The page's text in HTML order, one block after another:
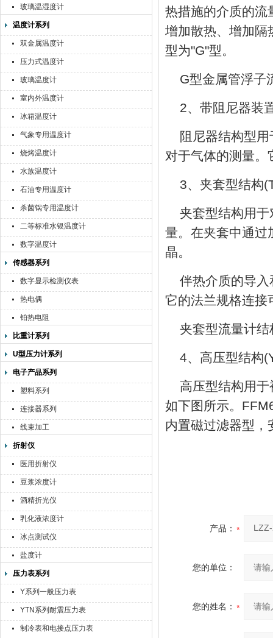
玻璃温湿度计
温度计系列
双金属温度计
压力式温度计
玻璃温度计
室内外温度计
冰箱温度计
气象专用温度计
烧烤温度计
水族温度计
石油专用温度计
杀菌锅专用温度计
二等标准水银温度计
数字温度计
传感器系列
数字显示检测仪表
热电偶
铂热电阻
比重计系列
U型压力计系列
电子产品系列
塑料系列
连接器系列
线束加工
折射仪
医用折射仪
豆浆浓度计
酒精折光仪
乳化液浓度计
冰点测试仪
盐度计
压力表系列
Y系列一般压力表
YTN系列耐震压力表
制冷表和电接点压力表
热措施的介质的流
增加散热、增加隔
型为"G"型。
G型金属管浮
2、带阻尼器装
阻尼器结构型
对于气体的测量。
3、夹套型结构
夹套型结构用
量。在夹套中通过
晶。
伴热介质的导
它的法兰规格连接
夹套型流量计
4、高压型结构
高压型结构用
如下图所示。
内置磁过滤器型
产品：
您的单位：
您的姓名：